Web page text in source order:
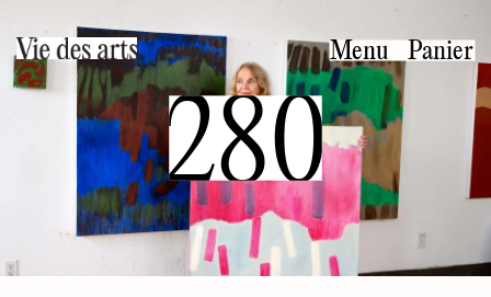
au
contenu
principal
Menu Panier
280